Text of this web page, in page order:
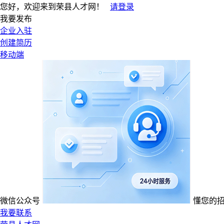
您好，欢迎来到荣县人才网！
请登录
我要发布
企业入驻
创建简历
移动端
微信公众号
懂您的
我要联系